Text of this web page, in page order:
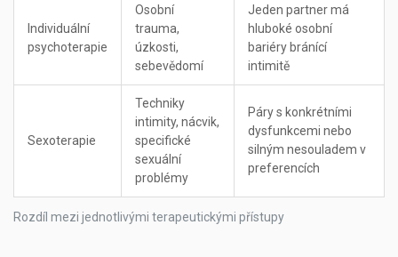
Rozdíl mezi jednotlivými terapeutickými přístupy
Individuální
psychoterapie
Osobní
trauma,
úzkosti,
sebevědomí
Jeden partner má
hluboké osobní
bariéry bránící
intimitě
Sexoterapie
Techniky
intimity, nácvik,
specifické
sexuální
problémy
Páry s konkrétními
dysfunkcemi nebo
silným nesouladem v
preferencích